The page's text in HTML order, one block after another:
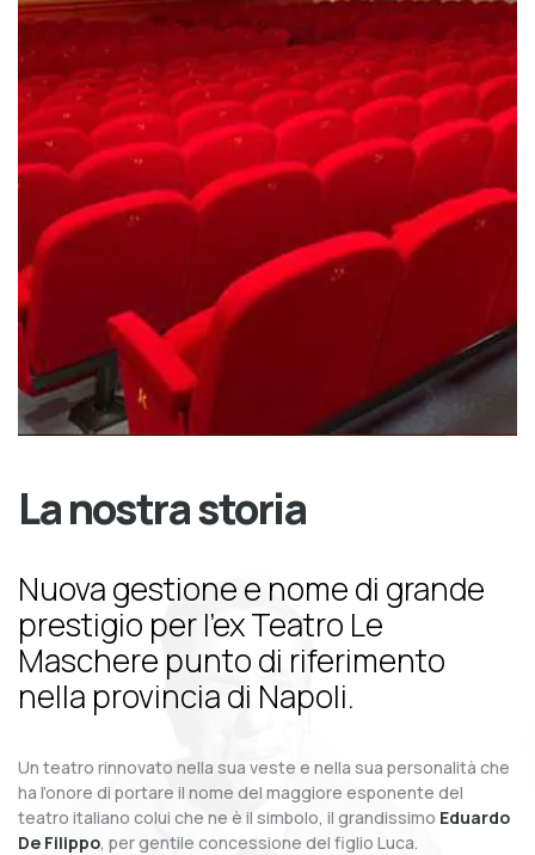
La nostra storia
Nuova gestione e nome di grande
prestigio per l’ex Teatro Le
Maschere punto di riferimento
nella provincia di Napoli.
Un teatro rinnovato nella sua veste e nella sua personalità che
ha l’onore di portare il nome del maggiore esponente del
teatro italiano colui che ne è il simbolo, il grandissimo Eduardo
De Filippo, per gentile concessione del figlio Luca.